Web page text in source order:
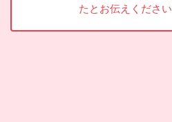
たとお伝えください